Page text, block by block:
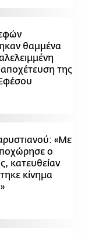
θαμμένα
της
«Με
ο
κατευθείαν
κίνημα